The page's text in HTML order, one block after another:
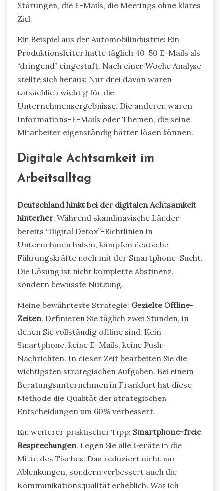
Störungen, die E-Mails, die Meetings ohne klares
Ziel.
Ein Beispiel aus der Automobilindustrie: Ein
Produktionsleiter hatte täglich 40-50 E-Mails als
“dringend” eingestuft. Nach einer Woche Analyse
stellte sich heraus: Nur drei davon waren
tatsächlich wichtig für die
Unternehmensergebnisse. Die anderen waren
Informations-E-Mails oder Themen, die seine
Mitarbeiter eigenständig hätten lösen können.
Digitale Achtsamkeit im
Arbeitsalltag
Deutschland hinkt bei der digitalen Achtsamkeit
hinterher. Während skandinavische Länder
bereits “Digital Detox”-Richtlinien in
Unternehmen haben, kämpfen deutsche
Führungskräfte noch mit der Smartphone-Sucht.
Die Lösung ist nicht komplette Abstinenz,
sondern bewusste Nutzung.
Meine bewährteste Strategie: Gezielte Offline-
Zeiten. Definieren Sie täglich zwei Stunden, in
denen Sie vollständig offline sind. Kein
Smartphone, keine E-Mails, keine Push-
Nachrichten. In dieser Zeit bearbeiten Sie die
wichtigsten strategischen Aufgaben. Bei einem
Beratungsunternehmen in Frankfurt hat diese
Methode die Qualität der strategischen
Entscheidungen um 60% verbessert.
Ein weiterer praktischer Tipp: Smartphone-freie
Besprechungen. Legen Sie alle Geräte in die
Mitte des Tisches. Das reduziert nicht nur
Ablenkungen, sondern verbessert auch die
Kommunikationsqualität erheblich. Was ich